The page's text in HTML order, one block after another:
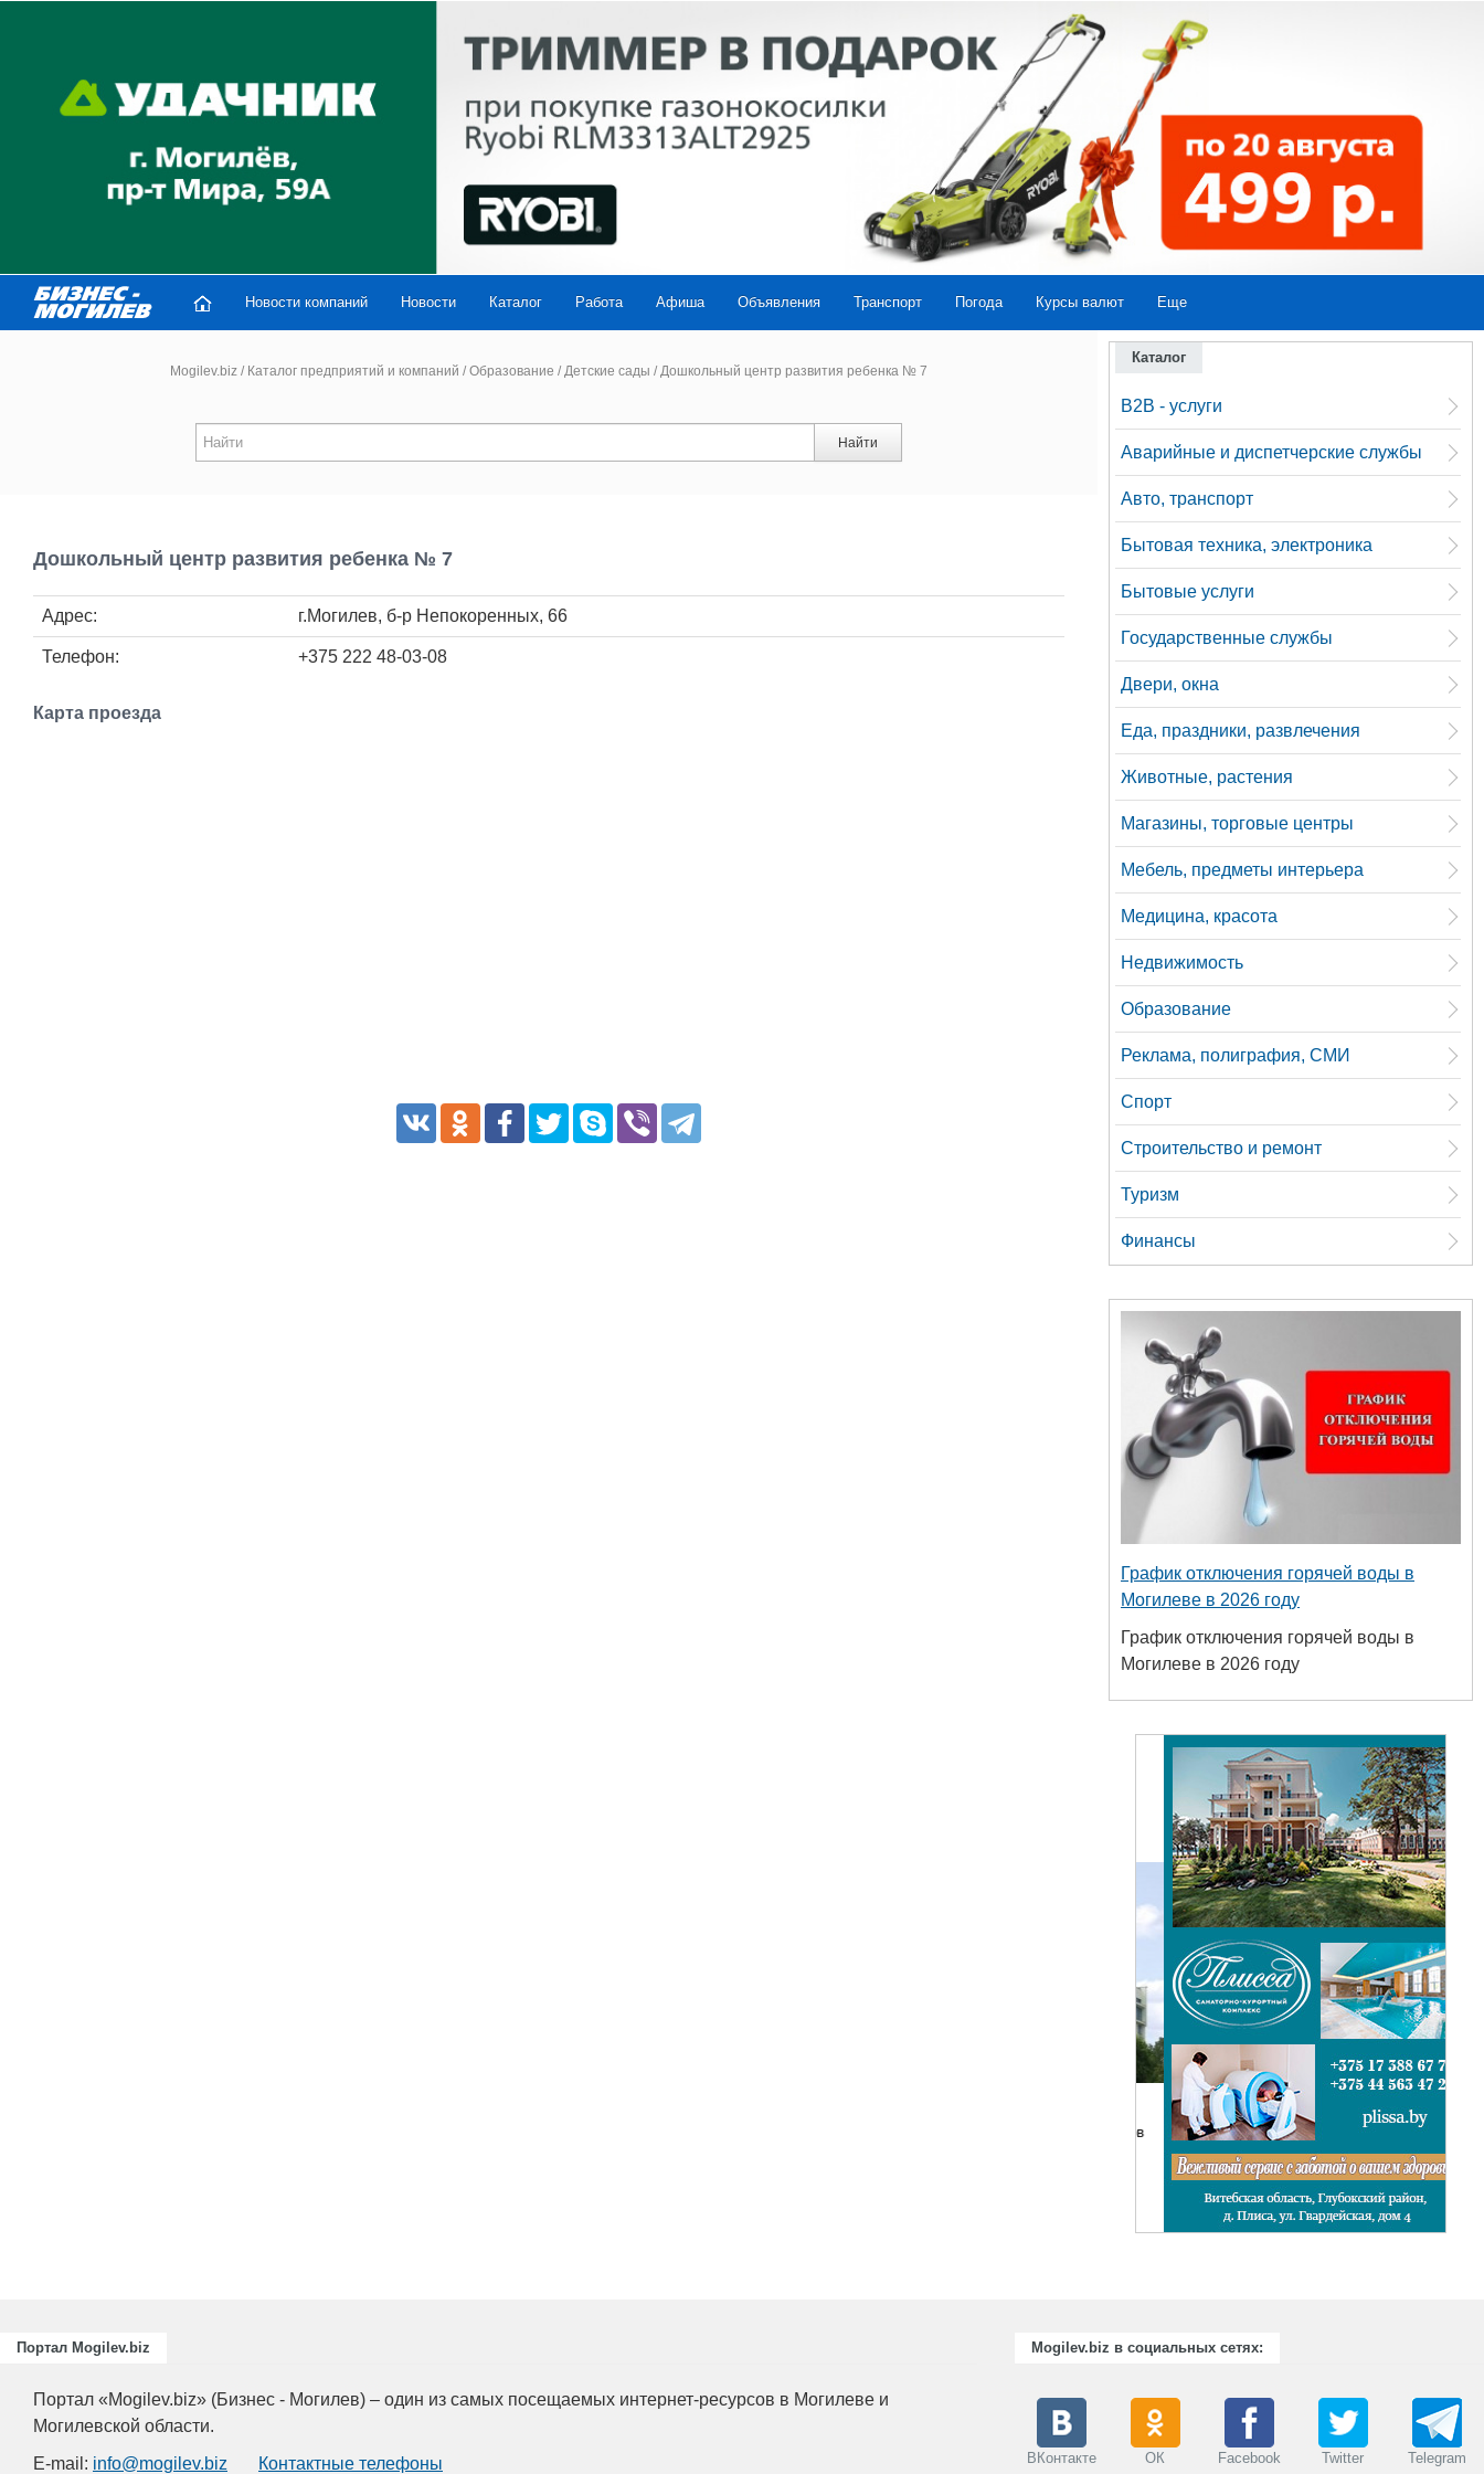
Новости компаний Новости Каталог Работа Афиша Объявления Транспорт Погода Курсы валют Еще
Mogilev.biz / Каталог предприятий и компаний / Образование / Детские сады /Дошкольный центр развития ребенка № 7
Найти
Дошкольный центр развития ребенка № 7
Адрес: г.Могилев, б-р Непокоренных, 66
Телефон: +375 222 48-03-08
Карта проезда
Каталог
B2B - услуги
Аварийные и диспетчерские службы
Авто, транспорт
Бытовая техника, электроника
Бытовые услуги
Государственные службы
Двери, окна
Еда, праздники, развлечения
Животные, растения
Магазины, торговые центры
Мебель, предметы интерьера
Медицина, красота
Недвижимость
Образование
Реклама, полиграфия, СМИ
Спорт
Строительство и ремонт
Туризм
Финансы
График отключения горячей воды в
Могилеве в 2026 году
График отключения горячей воды в
Могилеве в 2026 году
Портал Mogilev.biz
Портал «Mogilev.biz» (Бизнес - Могилев) – один из самых посещаемых интернет-ресурсов в Могилеве и
Могилевской области.
E-mail: info@mogilev.biz Контактные телефоны
Mogilev.biz в социальных сетях:
ВКонтакте ОК Facebook Twitter Telegram